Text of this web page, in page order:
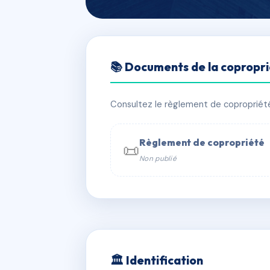
LE QUAI AUX
📍 15 bd de brandebourg 94200 IVRY
📞 Contacter Syndic Digital
📚 Documents de la
Consultez le règlement de
📜Règlement de copropriété
Non publié
🏛 Identification